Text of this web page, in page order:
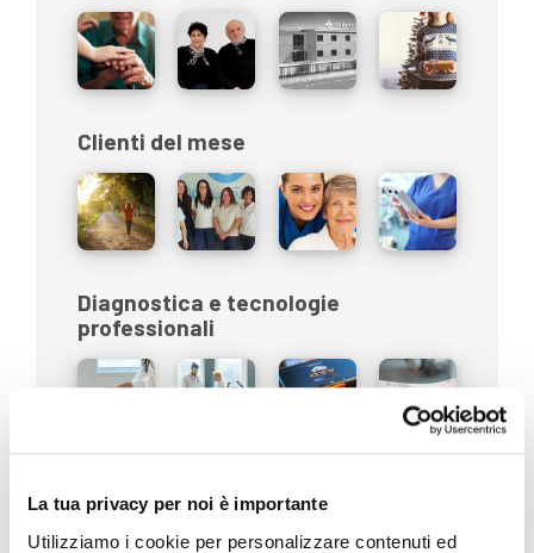
La tua privacy per noi è importante
Utilizziamo i cookie per personalizzare contenuti ed
Clienti del mese
Diagnostica e tecnologie
professionali